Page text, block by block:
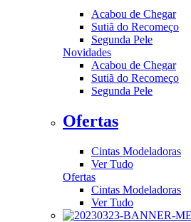
Acabou de Chegar
Sutiã do Recomeço
Segunda Pele
Novidades
Acabou de Chegar
Sutiã do Recomeço
Segunda Pele
Ofertas
Cintas Modeladoras
Ver Tudo
Ofertas
Cintas Modeladoras
Ver Tudo